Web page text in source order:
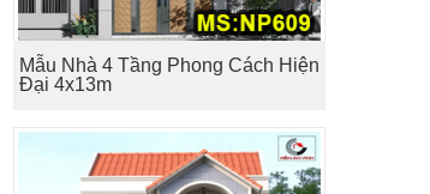
Mẫu Nhà 4 Tầng Phong Cách Hiện
Đại 4x13m